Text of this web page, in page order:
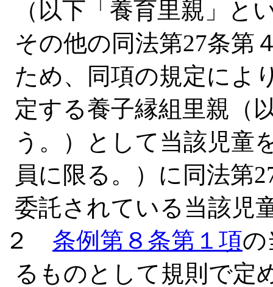
（以下「養育里親」と
その他の同法第27条第
ため、同項の規定によ
定する養子縁組里親（
う。）として当該児童
員に限る。）に同法第
委託されている当該児
２ 条例第８条第１項の
るものとして規則で定